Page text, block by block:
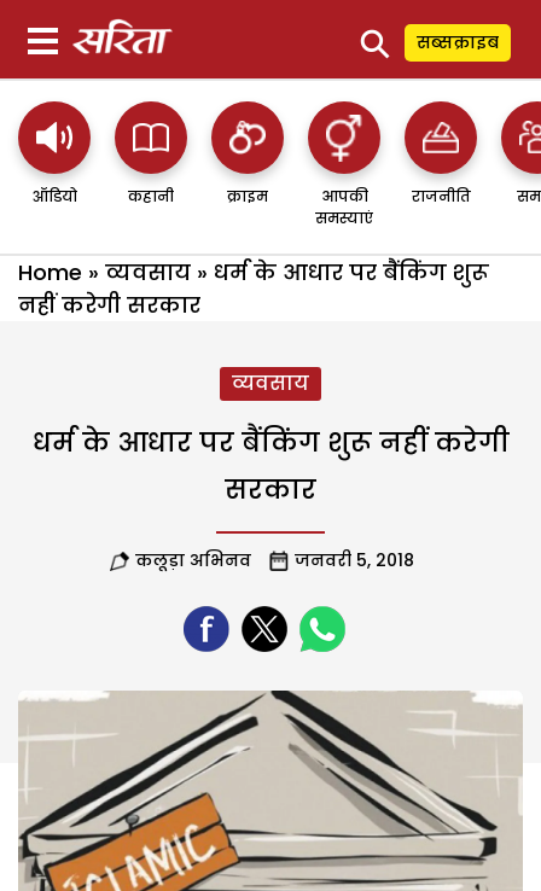
⚲ सब्सक्राइब
ऑडियो कहानी क्राइम
आपकी
समस्याएं
राजनीति
Home » व्यवसाय » धर्म के आधार पर बैंकिंग शुरू
नहीं करेगी सरकार
व्यवसाय
धर्म के आधार पर बैंकिंग शुरू नहीं करेगी
सरकार
कलूड़ा अभिनव जनवरी 5, 2018